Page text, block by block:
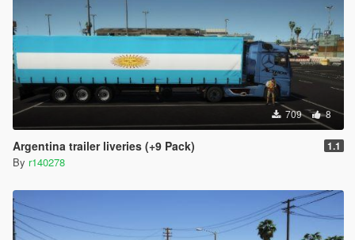
709 8
Argentina trailer liveries (+9 Pack) 1.1
By r140278